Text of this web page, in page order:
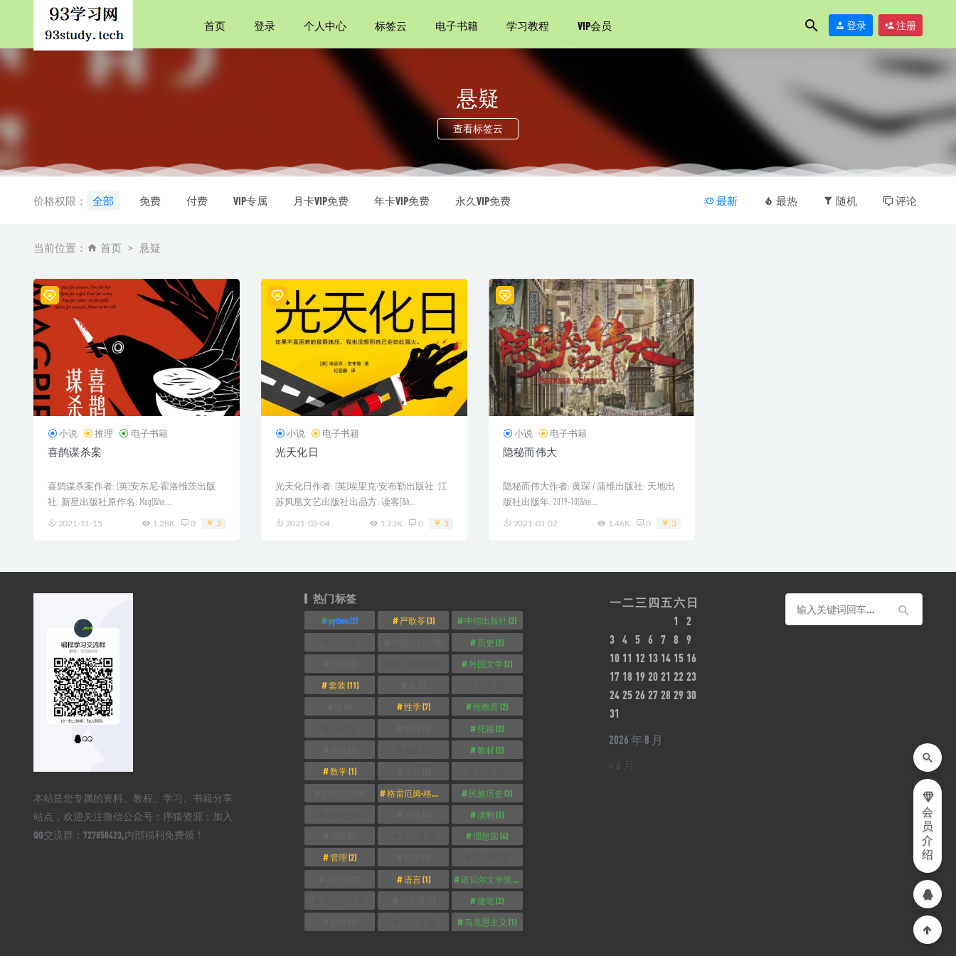
首页 登录 个人中心 标签云 电子书籍 学习教程 VIP会员 登录 注册
悬疑
查看标签云
价格权限： 全部 免费 付费 VIP专属 月卡VIP免费 年卡VIP免费 永久VIP免费 最新 最热 随机 评论
当前位置： 首页 悬疑
小说 推理 电子书籍
喜鹊谋杀案
喜鹊谋杀案作者: [英]安东尼·霍洛维茨出版
社: 新星出版社原作名: Mag[&he...
2021-11-15 1.28K 0 3
小说 电子书籍
光天化日
光天化日作者: [英]埃里克·安布勒出版社: 江
苏凤凰文艺出版社出品方: 读客[&h...
2021-03-04 1.73K 0 3
小说 电子书籍
隐秘而伟大
隐秘而伟大作者: 黄琛 / 蒲维出版社: 天地出
版社出版年: 2019-10[&he...
2021-03-02 1.46K 0 3
本站是您专属的资料、教程、学习、书籍分享
站点，欢迎关注微信公众号：序猿资源；加入
QQ交流群：727858423,内部福利免费领！
热门标签
python(2) 严歌苓 (3) 中信出版社 (2)
历史 (2)
外国文学 (2)
套装 (11)
性学(7) 性教育(2)
托福 (2)
教材 (2)
数学(1)
格雷厄姆·格林 民族历史 (3)
淡豹 (1)
理想国 (4)
管理 (2)
语言(1) 诺贝尔文学奖
随笔 (2)
马克思主义 (1)
2026 年 8 月
一二三 四 五六 日
1
2
3 4 5 6 7 8 9
10 11 12 13 14 15 16
17 18 19 20 21 22 23
24 25 26 27 28 29 30
31
« 6 月
会
员
介
绍
失乐园【豆瓣20万+高分评论！长期雄踞日本畅销书排行榜榜首！渡边淳一代表作！由
托尔斯泰最后的日记 2021-06-03